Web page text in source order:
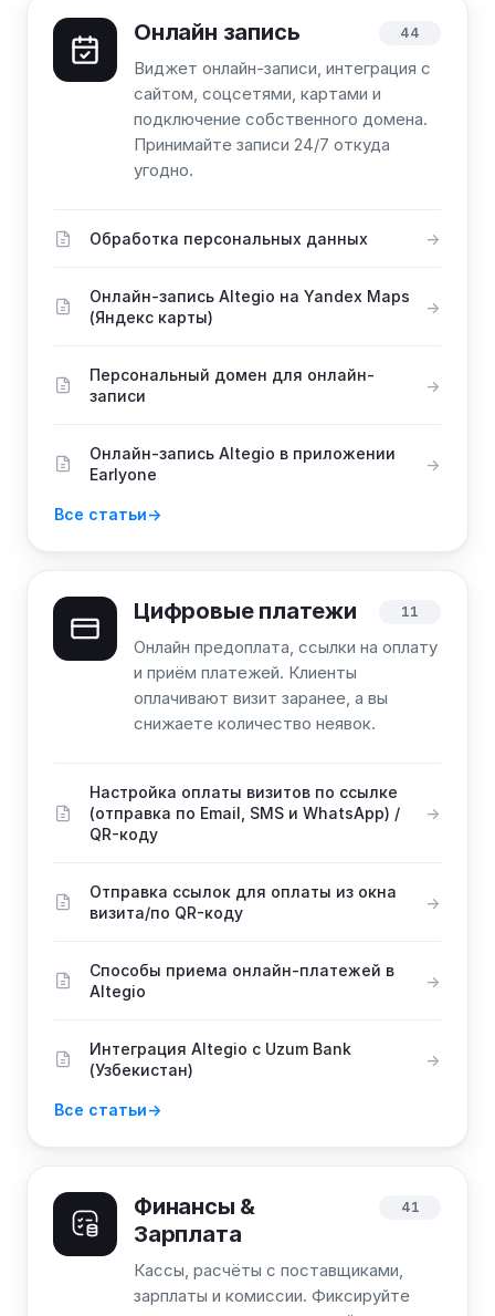
Онлайн запись 44
Виджет онлайн-записи, интеграция с
сайтом, соцсетями, картами и
подключение собственного домена.
Принимайте записи 24/7 откуда
угодно.
Обработка персональных данных
Онлайн-запись Altegio на Yandex Maps
(Яндекс карты)
Персональный домен для онлайн-
записи
Онлайн-запись Altegio в приложении
Earlyone
Все статьи
Цифровые платежи 11
Онлайн предоплата, ссылки на оплату
и приём платежей. Клиенты
оплачивают визит заранее, а вы
снижаете количество неявок.
Настройка оплаты визитов по ссылке
(отправка по Email, SMS и WhatsApp) /
QR-коду
Отправка ссылок для оплаты из окна
визита/по QR-коду
Способы приема онлайн-платежей в
Altegio
Интеграция Altegio с Uzum Bank
(Узбекистан)
Все статьи
Финансы &
Зарплата
41
Кассы, расчёты с поставщиками,
зарплаты и комиссии. Фиксируйте